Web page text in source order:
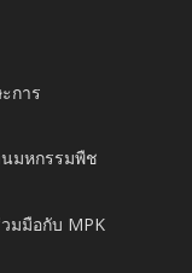
การ
นมหกรรมพืช
มมือกับ MPK